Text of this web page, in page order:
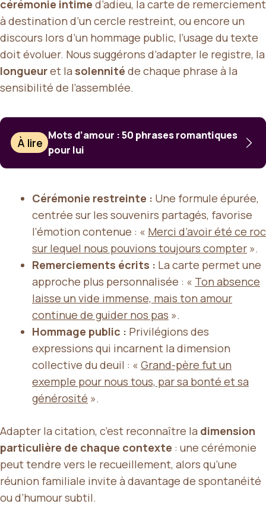
cérémonie intime d’adieu, la carte de remerciement
à destination d’un cercle restreint, ou encore un
discours lors d’un hommage public, l’usage du texte
doit évoluer. Nous suggérons d’adapter le registre, la
longueuret la solennité de chaque phrase à la
sensibilité de l’assemblée.
À lire
Mots d’amour : 50 phrases romantiques
pour lui
Cérémonie restreinte : Une formule épurée,
centrée sur les souvenirs partagés, favorise
l’émotion contenue : « Merci d’avoir été ce roc
sur lequel nous pouvions toujours compter ».
Remerciements écrits : La carte permet une
approche plus personnalisée : « Ton absence
laisse un vide immense, mais ton amour
continue de guider nos pas ».
Hommage public : Privilégions des
expressions qui incarnent la dimension
collective du deuil : « Grand-père fut un
exemple pour nous tous, par sa bonté et sa
générosité ».
Adapter la citation, c’est reconnaître la dimension
particulière de chaque contexte : une cérémonie
peut tendre vers le recueillement, alors qu’une
réunion familiale invite à davantage de spontanéité
ou d’humour subtil.